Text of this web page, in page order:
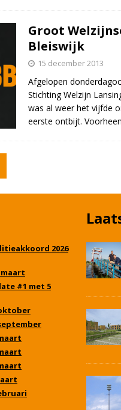
Groot
Bleiswijk
15 december 2013
Afgelopen
Stichting Welzijn
was al weer het vijfde
eerste ontbijt.
2026
#1 met 5